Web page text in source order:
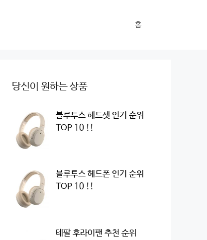
홈
당신이 원하는 상품
블루투스 헤드셋 인기 순위
TOP 10 !!
블루투스 헤드폰 인기 순위
TOP 10 !!
테팔 후라이팬 추천 순위